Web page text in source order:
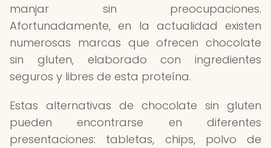
manjar sin preocupaciones.
Afortunadamente, en la actualidad existen
numerosas marcas que ofrecen chocolate
sin gluten, elaborado con ingredientes
seguros y libres de esta proteína.
Estas alternativas de chocolate sin gluten
pueden encontrarse en diferentes
presentaciones: tabletas, chips, polvo de